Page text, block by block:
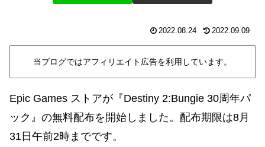
2022.08.24 2022.09.09
当ブログではアフィリエイト広告を利用しています。
Epic Games ストアが 『Destiny 2:Bungie 30周年パ
ック』 の無料配布を開始しました。配布期限は8月
31日午前2時までです。